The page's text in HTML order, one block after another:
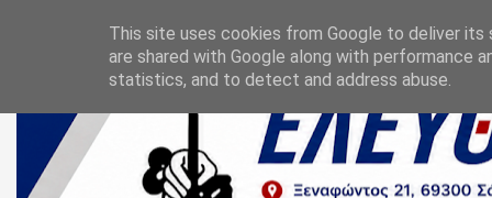
This site uses cookies from Google to deliver its
are shared with Google along with performance
statistics, and to detect and address abuse.